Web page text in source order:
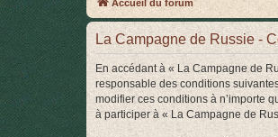
Accueil du forum
La Campagne de Russie -
En accédant à « La Campagne de
responsable des conditions
modifier ces conditions à n’importe
à participer à « La Campagne de